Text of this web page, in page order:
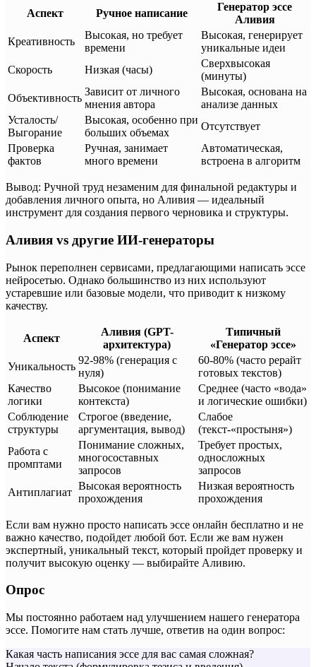
Аспект Ручное написание
Генератор эссе
Аливия
Креативность
Высокая, но требует
времени
Высокая, генерирует
уникальные идеи
Скорость
Низкая (часы)
Сверхвысокая
(минуты)
Объективность
Зависит от личного
мнения автора
Высокая, основана на
анализе данных
Усталость/
Выгорание
Высокая, особенно при
больших объемах
Отсутствует
Проверка
фактов
Ручная, занимает
много времени
Автоматическая,
встроена в алгоритм
Вывод: Ручной труд незаменим для финальной редактуры и
добавления личного опыта, но Аливия — идеальный
инструмент для создания первого черновика и структуры.
Аливия vs другие ИИ-генераторы
Рынок переполнен сервисами, предлагающими написать эссе
нейросетью. Однако большинство из них используют
устаревшие или базовые модели, что приводит к низкому
качеству.
Аспект
Аливия (GPT-
архитектура)
Типичный
«Генератор эссе»
Уникальность
92-98% (генерация с
нуля)
60-80% (часто рерайт
готовых текстов)
Качество
логики
Высокое (понимание
контекста)
Среднее (часто «вода»
и логические ошибки)
Соблюдение
структуры
Строгое (введение,
аргументация, вывод)
Слабое
(текст-«простыня»)
Работа с
промптами
Понимание сложных,
многосоставных
запросов
Требует простых,
односложных
запросов
Антиплагиат
Высокая вероятность
прохождения
Низкая вероятность
прохождения
Если вам нужно просто написать эссе онлайн бесплатно и не
важно качество, подойдет любой бот. Если же вам нужен
экспертный, уникальный текст, который пройдет проверку и
получит высокую оценку — выбирайте Аливию.
Опрос
Мы постоянно работаем над улучшением нашего генератора
эссе. Помогите нам стать лучше, ответив на один вопрос:
Какая часть написания эссе для вас самая сложная?